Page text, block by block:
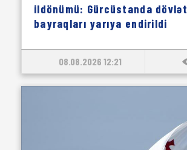
ildönümü: Gürcüstanda dövlət
bayraqları yarıya endirildi
08.08.2026 12:21